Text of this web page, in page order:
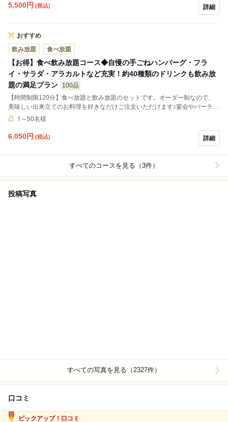
5,500円 (税込) 詳細
おすすめ
飲み放題
食べ放題
【お得】食べ飲み放題コース◆自慢の手ごねハンバーグ・フラ
イ・サラダ・アラカルトなど充実！約40種類のドリンクも飲み放
題の満足プラン
100品
【時間制限120分】食べ放題と飲み放題のセットです。オーダー制なので、
美味しい出来立てのお料理を好きなだけご注文いただけます♪宴会やパーティ
ーにご活用頂いております♪ぜひ、ご利用くださませ。
1～50名様
6,050円 (税込) 詳細
すべてのコースを見る（3件）
投稿写真
すべての写真を見る（2327件）
口コミ
ピックアップ！口コミ